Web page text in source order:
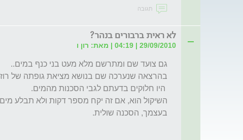
תגובה
לא ראית ברבורים בנהר?
29/09/2010 | 04:19 | מאת: רון ו